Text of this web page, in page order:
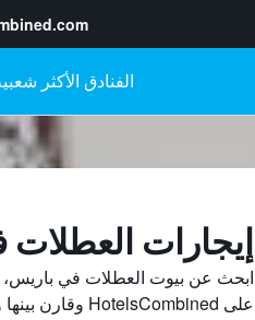
إيجارات
ابحث عن بيوت العطلات في
على HotelsCombined وقارن بينها ووفّر.